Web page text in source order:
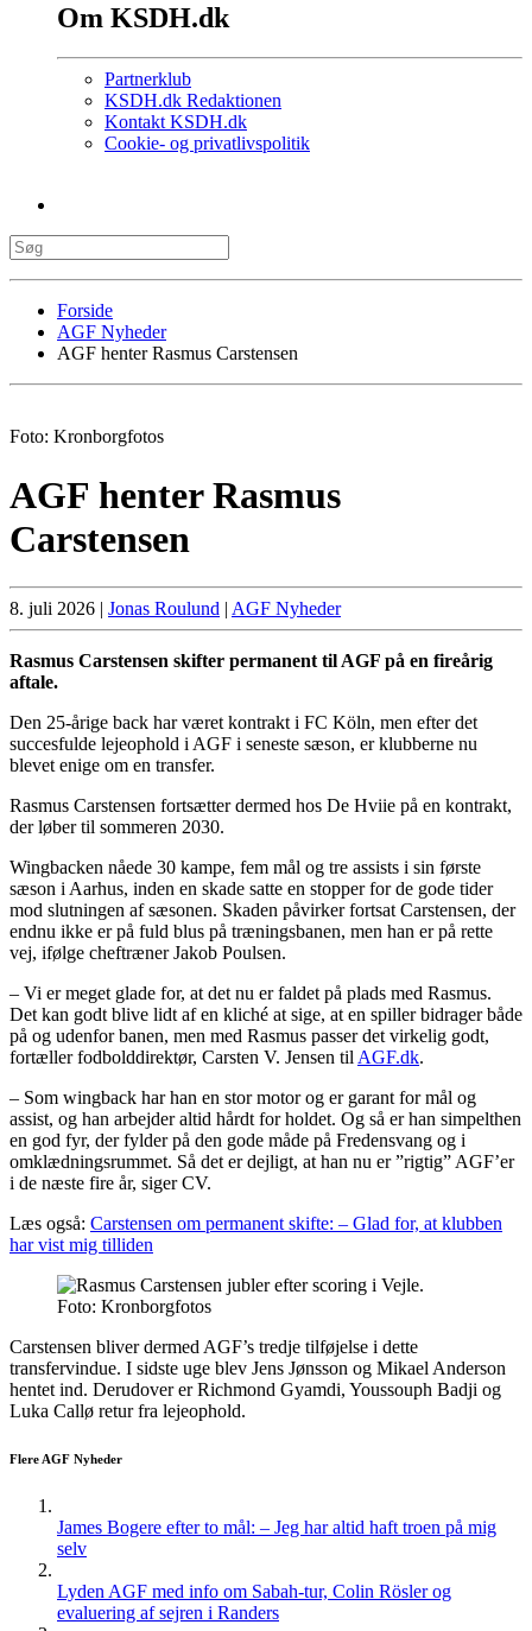
Om KSDH.dk
Partnerklub
KSDH.dk Redaktionen
Kontakt KSDH.dk
Cookie- og privatlivspolitik
Forside
AGF Nyheder
AGF henter Rasmus Carstensen
Foto: Kronborgfotos
AGF henter Rasmus
Carstensen
8. juli 2026 | Jonas Roulund | AGF Nyheder
Rasmus Carstensen skifter permanent til AGF på en fireårig
aftale.
Den 25-årige back har været kontrakt i FC Köln, men efter det
succesfulde lejeophold i AGF i seneste sæson, er klubberne nu
blevet enige om en transfer.
Rasmus Carstensen fortsætter dermed hos De Hviie på en kontrakt,
der løber til sommeren 2030.
Wingbacken nåede 30 kampe, fem mål og tre assists i sin første
sæson i Aarhus, inden en skade satte en stopper for de gode tider
mod slutningen af sæsonen. Skaden påvirker fortsat Carstensen, der
endnu ikke er på fuld blus på træningsbanen, men han er på rette
vej, ifølge cheftræner Jakob Poulsen.
– Vi er meget glade for, at det nu er faldet på plads med Rasmus.
Det kan godt blive lidt af en kliché at sige, at en spiller bidrager både
på og udenfor banen, men med Rasmus passer det virkelig godt,
fortæller fodbolddirektør, Carsten V. Jensen til AGF.dk.
– Som wingback har han en stor motor og er garant for mål og
assist, og han arbejder altid hårdt for holdet. Og så er han simpelthen
en god fyr, der fylder på den gode måde på Fredensvang og i
omklædningsrummet. Så det er dejligt, at han nu er ”rigtig” AGF’er
i de næste fire år, siger CV.
Læs også: Carstensen om permanent skifte: – Glad for, at klubben
har vist mig tilliden
Foto: Kronborgfotos
Carstensen bliver dermed AGF’s tredje tilføjelse i dette
transfervindue. I sidste uge blev Jens Jønsson og Mikael Anderson
hentet ind. Derudover er Richmond Gyamdi, Youssouph Badji og
Luka Callø retur fra lejeophold.
Flere AGF Nyheder
James Bogere efter to mål: – Jeg har altid haft troen på mig
selv
Lyden AGF med info om Sabah-tur, Colin Rösler og
evaluering af sejren i Randers